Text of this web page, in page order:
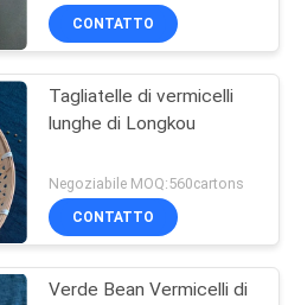
CONTATTO
Tagliatelle di vermicelli
lunghe di Longkou
Negoziabile MOQ:560cartons
CONTATTO
Verde Bean Vermicelli di